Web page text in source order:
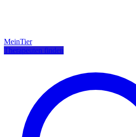
MeinTier
Therapeuten finden